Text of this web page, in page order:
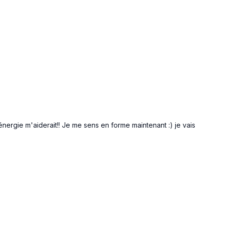
m'aiderait!! Je me sens en forme maintenant :) je vais